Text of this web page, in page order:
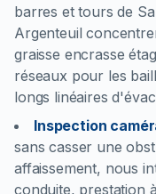
barres et tours de
Argenteuil
graisse encrasse
réseaux pour les
longs linéaires
Inspection
sans casser une
affaissement, nous
conduite, prestation